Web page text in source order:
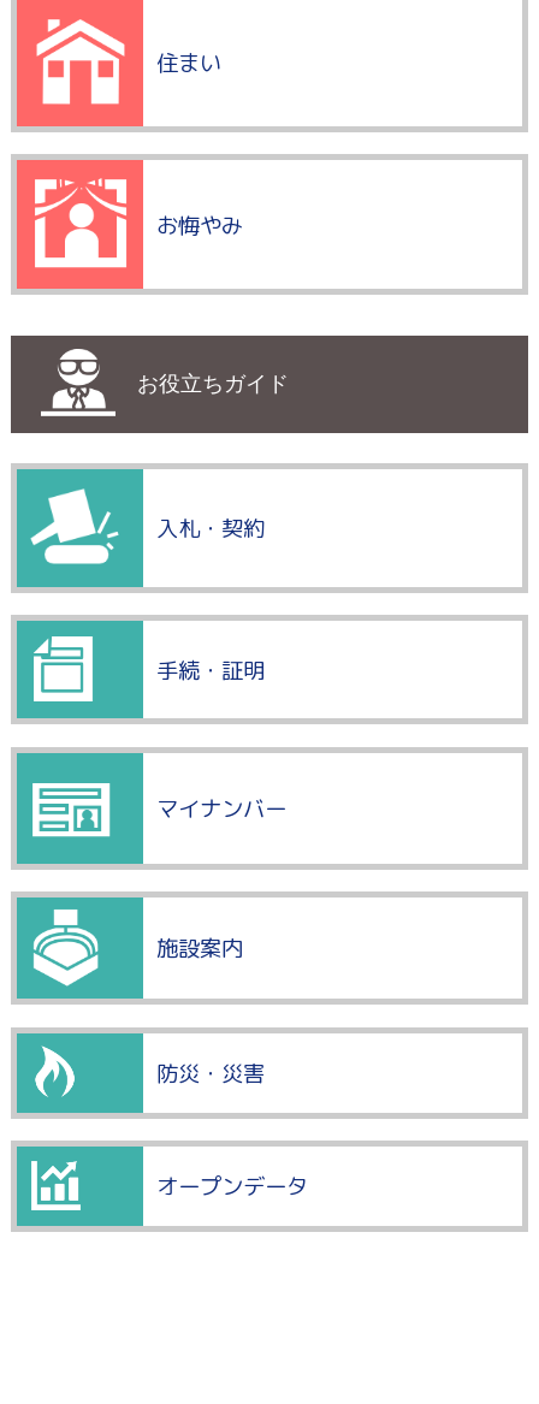
住まい
お悔やみ
お役立ちガイド
入札・契約
手続・証明
マイナンバー
施設案内
防災・災害
オープンデータ